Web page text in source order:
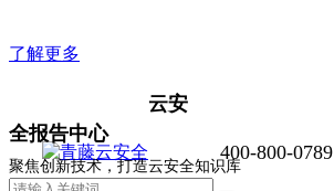
了解更多
400-800-0789
云安
全报告中心
聚焦创新技术，打造云安全知识库